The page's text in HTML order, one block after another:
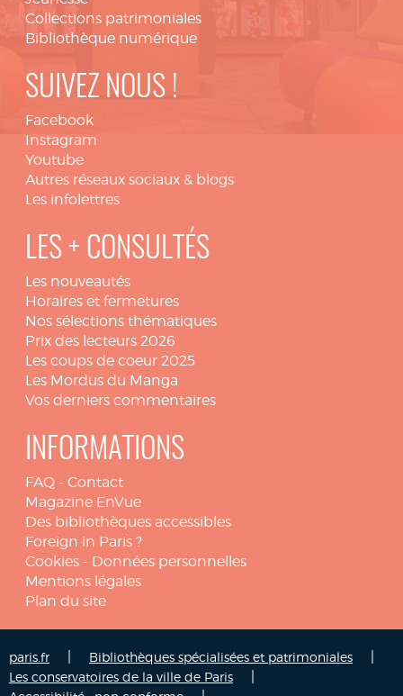
Collections patrimoniales
Bibliothèque numérique
SUIVEZ NOUS !
Facebook
Instagram
Youtube
Autres réseaux sociaux & blogs
Les infolettres
LES + CONSULTÉS
Les nouveautés
Horaires et fermetures
Nos sélections thématiques
Prix des lecteurs 2026
Les coups de coeur 2025
Les Mordus du Manga
Vos derniers commentaires
INFORMATIONS
FAQ - Contact
Magazine EnVue
Des bibliothèques accessibles
Foreign in Paris ?
Cookies - Données personnelles
Mentions légales
Plan du site
paris.fr Bibliothèques spécialisées et patrimoniales
Les conservatoires de la ville de Paris